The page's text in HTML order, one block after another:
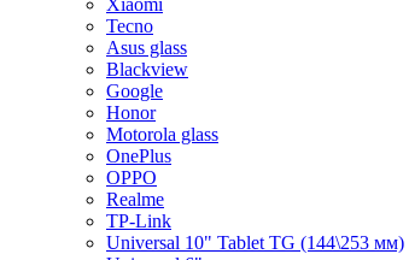
Xiaomi
Tecno
Asus glass
Blackview
Google
Honor
Motorola glass
OnePlus
OPPO
Realme
TP-Link
Universal 10" Tablet TG (144\253 мм)